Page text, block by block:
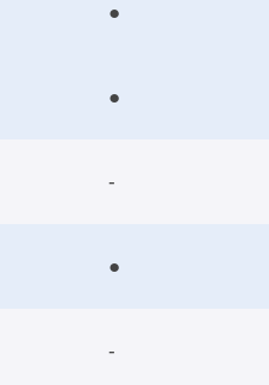
●
●
-
●
-